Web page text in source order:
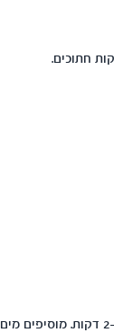
חתוכים.
מקלפים וחותכים את הגזר ותפו"א לקוביות. מטגנים בצל קצוץ ומוסיפים את הירקות. מערבבים 2-3 דקות. מוסיפים מים